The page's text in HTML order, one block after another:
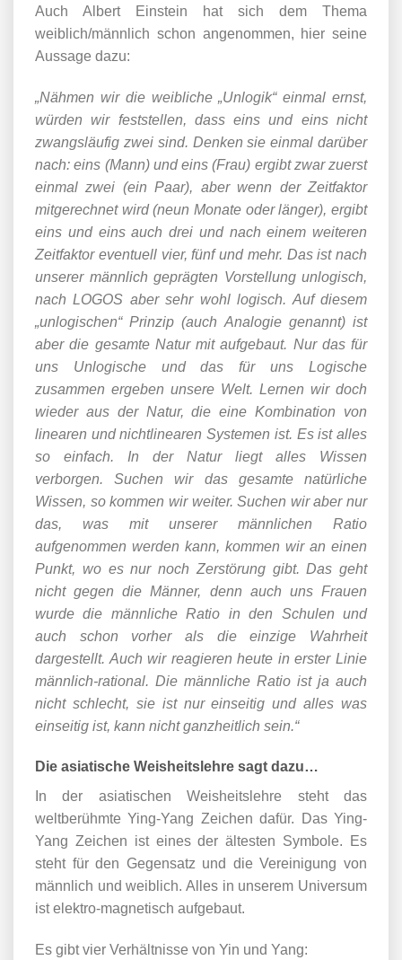
Auch Albert Einstein hat sich dem Thema
weiblich/männlich schon angenommen, hier seine
Aussage dazu:
„Nähmen wir die weibliche „Unlogik“ einmal ernst,
würden wir feststellen, dass eins und eins nicht
zwangsläufig zwei sind. Denken sie einmal darüber
nach: eins (Mann) und eins (Frau) ergibt zwar zuerst
einmal zwei (ein Paar), aber wenn der Zeitfaktor
mitgerechnet wird (neun Monate oder länger), ergibt
eins und eins auch drei und nach einem weiteren
Zeitfaktor eventuell vier, fünf und mehr. Das ist nach
unserer männlich geprägten Vorstellung unlogisch,
nach LOGOS aber sehr wohl logisch. Auf diesem
„unlogischen“ Prinzip (auch Analogie genannt) ist
aber die gesamte Natur mit aufgebaut. Nur das für
uns Unlogische und das für uns Logische
zusammen ergeben unsere Welt. Lernen wir doch
wieder aus der Natur, die eine Kombination von
linearen und nichtlinearen Systemen ist. Es ist alles
so einfach. In der Natur liegt alles Wissen
verborgen. Suchen wir das gesamte natürliche
Wissen, so kommen wir weiter. Suchen wir aber nur
das, was mit unserer männlichen Ratio
aufgenommen werden kann, kommen wir an einen
Punkt, wo es nur noch Zerstörung gibt. Das geht
nicht gegen die Männer, denn auch uns Frauen
wurde die männliche Ratio in den Schulen und
auch schon vorher als die einzige Wahrheit
dargestellt. Auch wir reagieren heute in erster Linie
männlich-rational. Die männliche Ratio ist ja auch
nicht schlecht, sie ist nur einseitig und alles was
einseitig ist, kann nicht ganzheitlich sein.“
Die asiatische Weisheitslehre sagt dazu…
In der asiatischen Weisheitslehre steht das
weltberühmte Ying-Yang Zeichen dafür. Das Ying-
Yang Zeichen ist eines der ältesten Symbole. Es
steht für den Gegensatz und die Vereinigung von
männlich und weiblich. Alles in unserem Universum
ist elektro-magnetisch aufgebaut.
Es gibt vier Verhältnisse von Yin und Yang: